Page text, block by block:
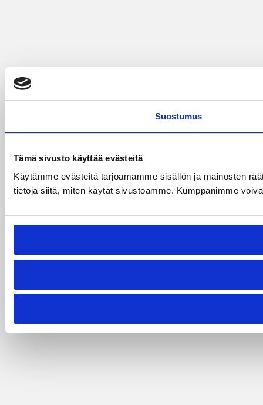
Suostumus
Tämä sivusto käyttää evästeitä
Käytämme evästeitä tarjoamamme sisällön ja mainosten
tietoja siitä, miten käytät sivustoamme. Kumppanimme